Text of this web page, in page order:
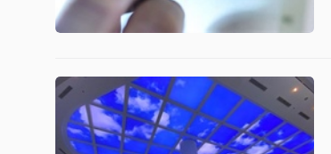
VẬT
LIỆU
CÔNG